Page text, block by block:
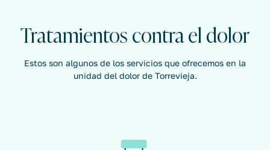
Tratamientos contra el dolor
Estos son algunos de los servicios que ofrecemos en la
unidad del dolor de Torrevieja.